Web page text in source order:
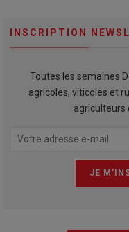
INSCRIPTION
Toutes les semaines
agricoles, viticoles et
agriculteurs